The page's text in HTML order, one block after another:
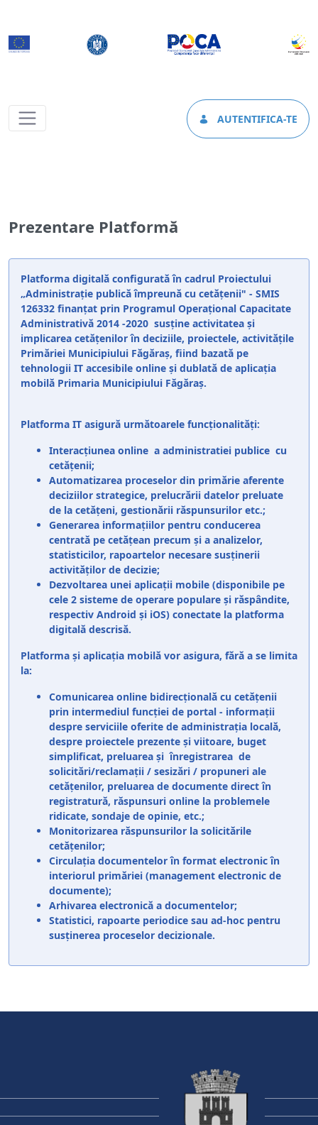
AUTENTIFICA-TE
Prezentare Platformă
Platforma digitală configurată în cadrul Proiectului
„Administrație publică împreună cu cetățenii" - SMIS
126332 finanțat prin Programul Operațional Capacitate
Administrativă 2014 -2020 susține activitatea și
implicarea cetățenilor în deciziile, proiectele, activitățile
Primăriei Municipiului Făgăraș, fiind bazată pe
tehnologii IT accesibile online și dublată de aplicația
mobilă Primaria Municipiului Făgăraș.
Platforma IT asigură următoarele funcționalități:
Interacțiunea online a administratiei publice cu
cetățenii;
Automatizarea proceselor din primărie aferente
deciziilor strategice, prelucrării datelor preluate
de la cetățeni, gestionării răspunsurilor etc.;
Generarea informațiilor pentru conducerea
centrată pe cetățean precum și a analizelor,
statisticilor, rapoartelor necesare susținerii
activităților de decizie;
Dezvoltarea unei aplicații mobile (disponibile pe
cele 2 sisteme de operare populare și răspândite,
respectiv Android și iOS) conectate la platforma
digitală descrisă.
Platforma și aplicația mobilă vor asigura, fără a se limita
la:
Comunicarea online bidirecțională cu cetățenii
prin intermediul funcției de portal - informații
despre serviciile oferite de administrația locală,
despre proiectele prezente și viitoare, buget
simplificat, preluarea și înregistrarea de
solicitări/reclamații / sesizări / propuneri ale
cetățenilor, preluarea de documente direct în
registratură, răspunsuri online la problemele
ridicate, sondaje de opinie, etc.;
Monitorizarea răspunsurilor la solicitările
cetățenilor;
Circulația documentelor în format electronic în
interiorul primăriei (management electronic de
documente);
Arhivarea electronică a documentelor;
Statistici, rapoarte periodice sau ad-hoc pentru
susținerea proceselor decizionale.